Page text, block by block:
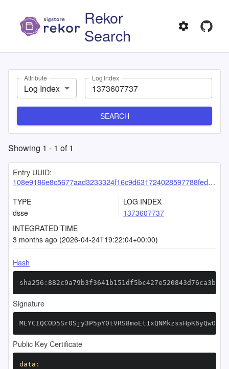
Rekor
Search
Attribute
Log Index
Log Index
SEARCH
Showing 1 - 1 of1
Entry UUID:
108e9186e8c5677aad3233324f16c9d631724028597788fedff2bd5d194cd7d536f1f5c3c9a822b1
TYPE
dsse
LOG INDEX
1373607737
INTEGRATED TIME
3 months ago (2026-04-24T19:22:04+00:00)
Hash
Signature
Public Key Certificate
data :